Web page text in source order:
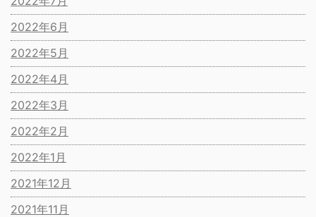
2022年6月
2022年5月
2022年4月
2022年3月
2022年2月
2022年1月
2021年12月
2021年11月